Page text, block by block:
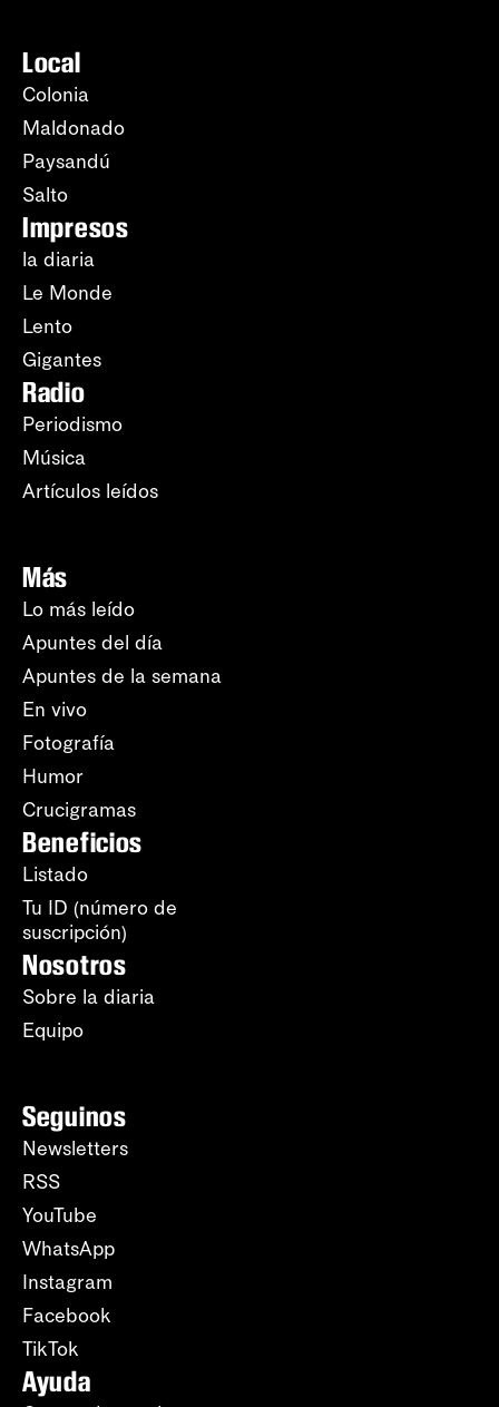
Local
Colonia
Maldonado
Paysandú
Salto
Impresos
la diaria
Le Monde
Lento
Gigantes
Radio
Periodismo
Música
Artículos leídos
Más
Lo más leído
Apuntes del día
Apuntes de la semana
En vivo
Fotografía
Humor
Crucigramas
Beneficios
Listado
Tu ID (número de
suscripción)
Nosotros
Sobre la diaria
Equipo
Seguinos
Newsletters
RSS
YouTube
WhatsApp
Instagram
Facebook
TikTok
Ayuda